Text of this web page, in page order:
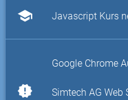
school Javascript Kurs
new_releases
Google Chrome
Simtech AG Web